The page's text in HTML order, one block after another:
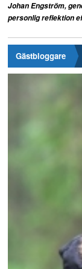
Johan Engström,
personlig reflektion
Gästbloggare